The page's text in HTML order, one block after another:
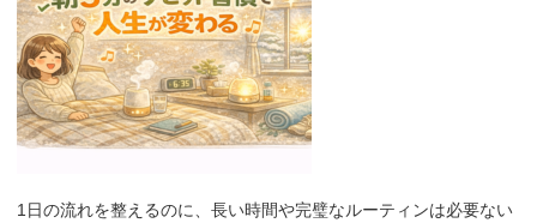
1日の流れを整えるのに、長い時間や完璧なルーティンは必要ない